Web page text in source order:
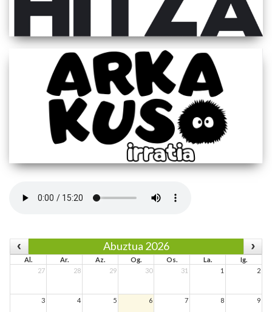
Abuztua 2026
Al. Ar. Az. Og. Os. La.
Ig.
27
28 29 30 31 1 2
3 4 5 6 7 8 9